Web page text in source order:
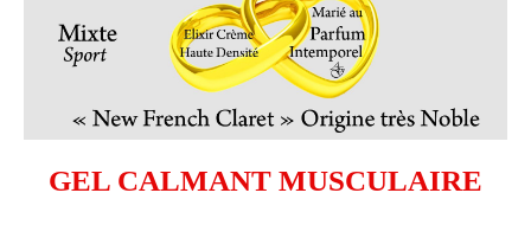
GEL CALMANT MUSCULAIRE